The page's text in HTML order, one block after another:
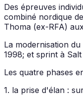
Des épreuves
combiné nordique
Thoma (ex-RFA)
La modernisation
1998; et sprint à
Les quatre phases
1. la prise d'élan :